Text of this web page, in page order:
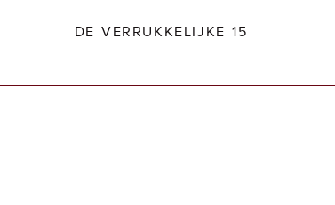
DE VERRUKKELIJKE 15